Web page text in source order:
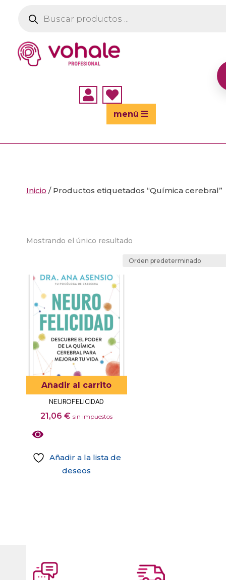
productos
 
menú
Inicio / Productos etiquetados “Química cerebral”
Mostrando el único resultado
Añadir al carrito
NEUROFELICIDAD
21,06€ sin impuestos
Añadir a la lista de
deseos